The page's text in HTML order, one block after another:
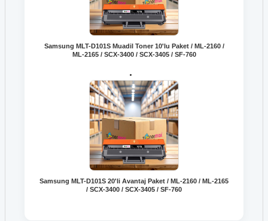
Samsung MLT-D101S Muadil Toner 10'lu Paket / ML-2160 /
ML-2165 / SCX-3400 / SCX-3405 / SF-760
Samsung MLT-D101S 20'li Avantaj Paket / ML-2160 / ML-2165
/ SCX-3400 / SCX-3405 / SF-760